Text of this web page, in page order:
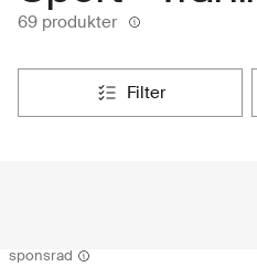
69 produkter
filter
sponsrad